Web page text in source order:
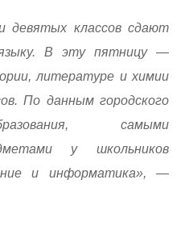
девятых классов сдают
В эту пятницу —
литературе и химии
По данным городского
самыми
у школьников
и информатика», —